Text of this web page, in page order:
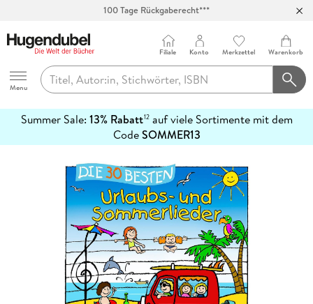
100 Tage Rückgaberecht***
Hugendubel
Menu
Filiale Konto Merkzettel Warenkorb
Summer Sale: 13% Rabatt12auf viele Sortimente mit dem
CodeSOMMER13
erfahren